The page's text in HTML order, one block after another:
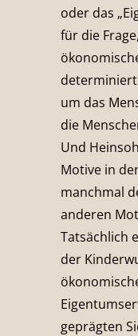
oder das
für die
um das
die
Und
Motive in
manchmal
anderen
Tatsächlich
der
geprägten